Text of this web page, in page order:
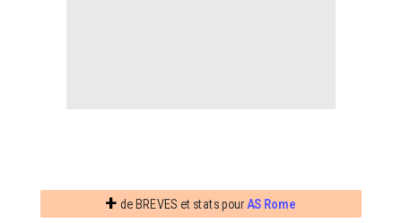
+ de BREVES et stats pour AS Rome